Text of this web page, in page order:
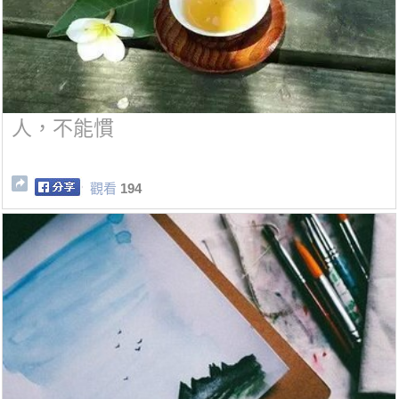
人，不能慣
觀看 194